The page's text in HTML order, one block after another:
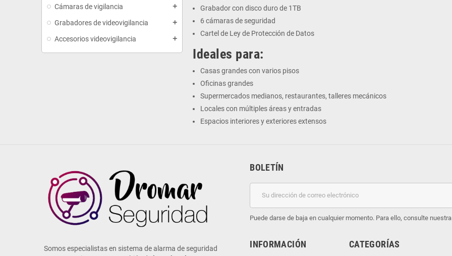
Cámaras de vigilancia add
Grabadores de videovigilancia add
Accesorios videovigilancia add
Grabador con disco duro de 1TB
6 cámaras de seguridad
Cartel de Ley de Protección de Datos
Ideales para:
Casas grandes con varios pisos
Oficinas grandes
Supermercados medianos, restaurantes, talleres mecánicos
Locales con múltiples áreas y entradas
Espacios interiores y exteriores extensos
Somos especialistas en sistema de alarma de seguridad
BOLETÍN
Puede darse de baja en cualquier momento. Para ello, consulte
INFORMACIÓN CATEGORÍAS